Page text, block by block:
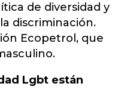
de diversidad y
discriminación.
Ecopetrol, que
Lgbt están